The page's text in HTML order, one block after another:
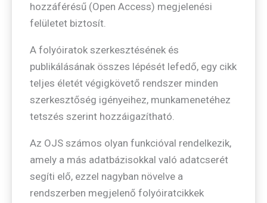
hozzáférésű (Open Access) megjelenési
felületet biztosít.
A folyóiratok szerkesztésének és
publikálásának összes lépését lefedő, egy cikk
teljes életét végigkövető rendszer minden
szerkesztőség igényeihez, munkamenetéhez
tetszés szerint hozzáigazítható.
Az OJS számos olyan funkcióval rendelkezik,
amely a más adatbázisokkal való adatcserét
segíti elő, ezzel nagyban növelve a
rendszerben megjelenő folyóiratcikkek